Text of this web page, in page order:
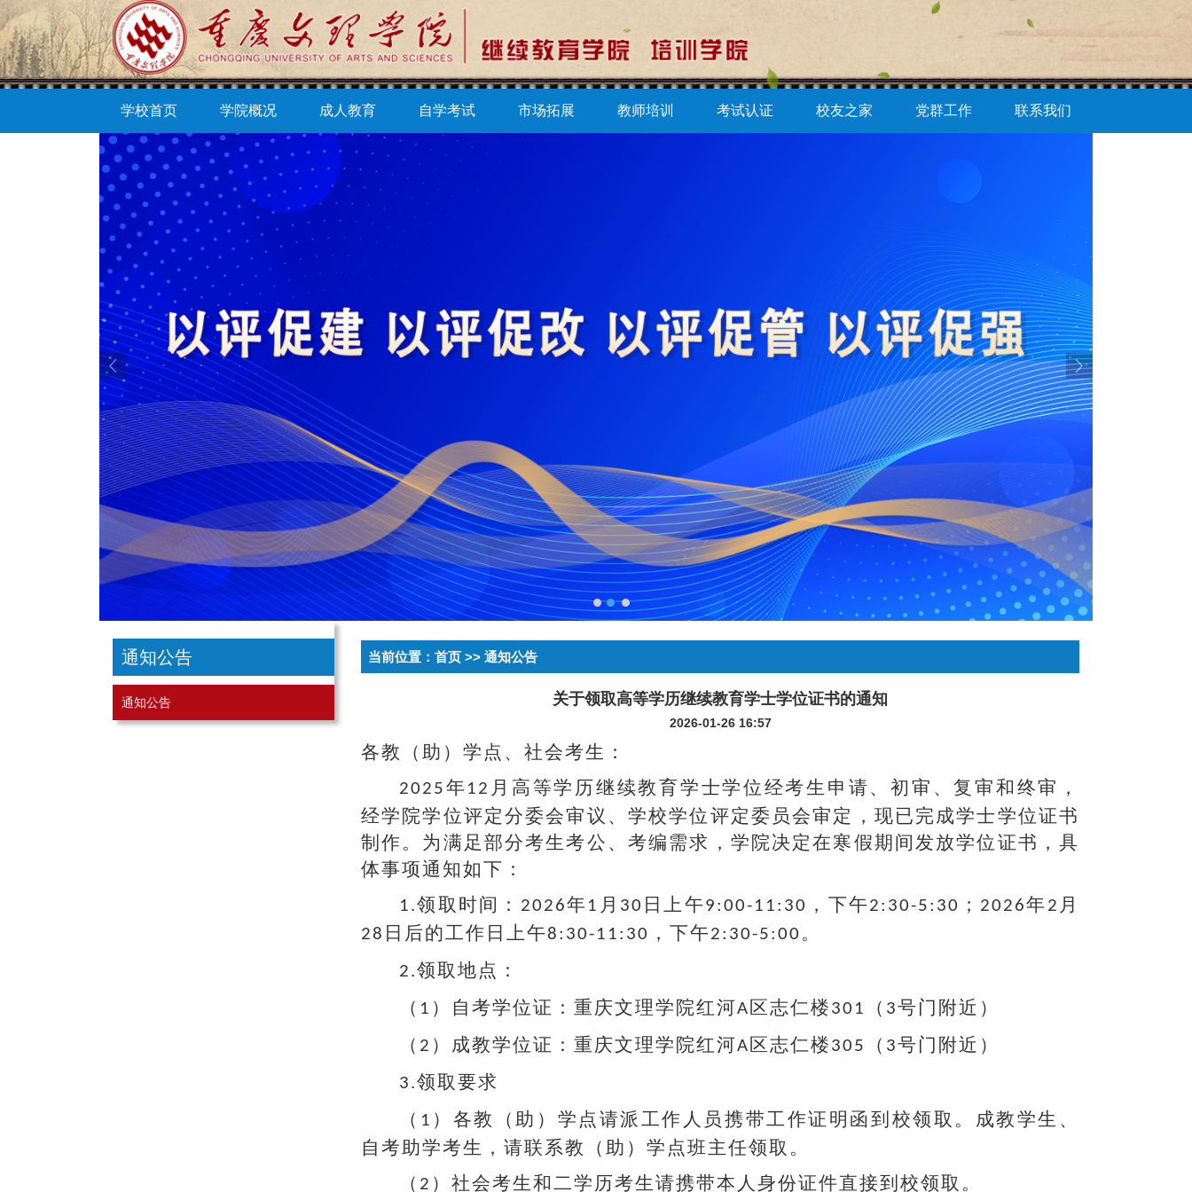
学校首页 学院概况 成人教育 自学考试 市场拓展 教师培训 考试认证 校友之家 党群工作 联系我们
通知公告
通知公告
当前位置： 首页 >> 通知公告
关于领取高等学历继续教育学士学位证书的通知
2026-01-26 16:57
各教（助）学点、社会考生：
2025年 12 月高等学历继续教育学士学位经考生申请、初审、复审和终审 ，
经学院学位评定分委会审议、学校学位评定委员会审定，现已完成学士学位证书
制作。为满足部分考生考公、考编需求，学院决定在寒假期间发放学位证书，具
体事项通知如下：
1.领取时间： 2026年 1 月 30 日上午9:00-11:30 ，下午2:30-5:30 ； 2026年 2 月
28 日后的工作日上午8:30-11:30 ，下午2:30-5:00 。
2.领取地点：
（ 1 ）自考学位证：重庆文理学院红河A 区志仁楼301 （ 3号门附近）
（ 2 ）成教学位证：重庆文理学院红河A 区志仁楼305 （ 3号门附近）
3.领取要求
（ 1 ）各教（助）学点请派工作人员携带工作证明函到校领取。成教学生、
自考助学考生，请联系教（助）学点班主任领取。
（ 2 ）社会考生和二学历考生请携带本人身份证件直接到校领取。